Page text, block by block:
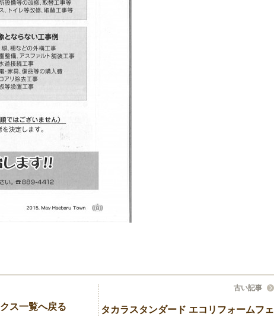
クス一覧へ戻る
古い記事
タカラスタンダード エコリフォームフェ